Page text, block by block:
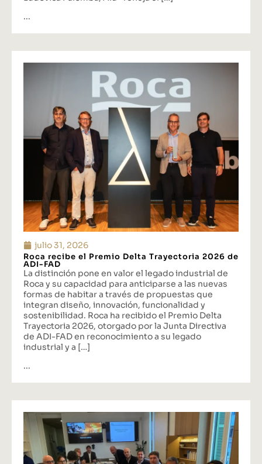
...
julio 31, 2026
Roca recibe el Premio Delta Trayectoria 2026 de
ADI-FAD
La distinción pone en valor el legado industrial de
Roca y su capacidad para anticiparse a las nuevas
formas de habitar a través de propuestas que
integran diseño, innovación, funcionalidad y
sostenibilidad. Roca ha recibido el Premio Delta
Trayectoria 2026, otorgado por la Junta Directiva
de ADI-FAD en reconocimiento a su legado
industrial y a […]
...